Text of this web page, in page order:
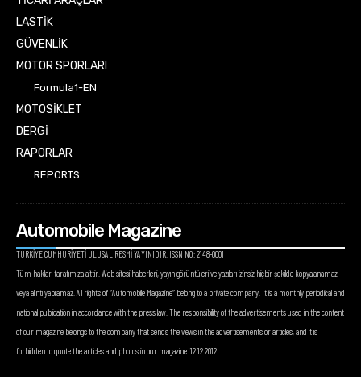
LASTİK
GÜVENLİK
MOTOR SPORLARI
Formula1-EN
MOTOSİKLET
DERGİ
RAPORLAR
REPORTS
Automobile Magazine
TÜRKİYE CUMHURİYETİ ULUSAL RESMİ YAYINIDIR. ISSN NO: 2148-0001
Tüm hakları tarafımıza aittir. Web sitesi haberleri, yayın görüntüleri ve yazıları izinsiz hiçbir şekilde kopyalanamaz
veya alıntı yapılamaz. All rights of “Automobile Magazine” belong to a private company. It is a monthly periodical and
national publication in accordance with the press law. The responsibility of the advertisements used in the content
of our magazine belongs to the company that sends the views in the advertisements or articles, and it is
forbidden to quote the articles and photos in our magazine. 12.12.2012